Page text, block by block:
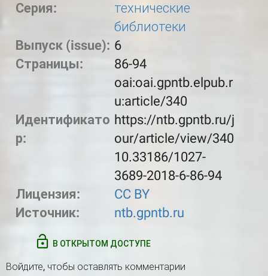
Серия:
технические
библиотеки
Выпуск (issue): 6
Страницы:
86-94
Идентификато
р:
oai:oai.gpntb.elpub.r
u:article/340
https://ntb.gpntb.ru/j
our/article/view/340
10.33186/1027-
3689-2018-6-86-94
Лицензия:
CC BY
Источник:
ntb.gpntb.ru
В ОТКРЫТОМ ДОСТУПЕ
Войдите, чтобы оставлять комментарии